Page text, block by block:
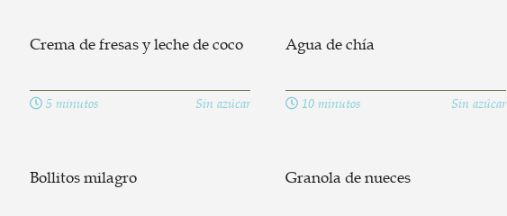
Crema de fresas y leche de coco
5 minutos Sin azúcar
Agua de chía
10 minutos Sin azúcar
Bollitos milagro Granola de nueces